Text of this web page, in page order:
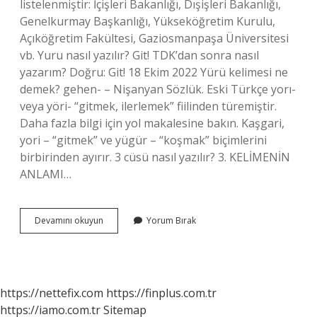
listelenmiştir: İçişleri Bakanlığı, Dışişleri Bakanlığı,
Genelkurmay Başkanlığı, Yükseköğretim Kurulu,
Açıköğretim Fakültesi, Gaziosmanpaşa Üniversitesi
vb. Yuru nasıl yazılır? Git! TDK’dan sonra nasıl
yazarım? Doğru: Git! 18 Ekim 2022 Yürü kelimesi ne
demek? gehen- – Nişanyan Sözlük. Eski Türkçe yorı-
veya yöri- “gitmek, ilerlemek” fiilinden türemiştir.
Daha fazla bilgi için yol makalesine bakın. Kaşgari,
yori – “gitmek” ve yügür – “koşmak” biçimlerini
birbirinden ayırır. 3 cüsü nasıl yazılır? 3. KELİMENİN
ANLAMI…
Devamını okuyun
Nasıl
Yorum Bırak
https://nettefix.com https://finplus.com.tr
https://iamo.com.trSitemap